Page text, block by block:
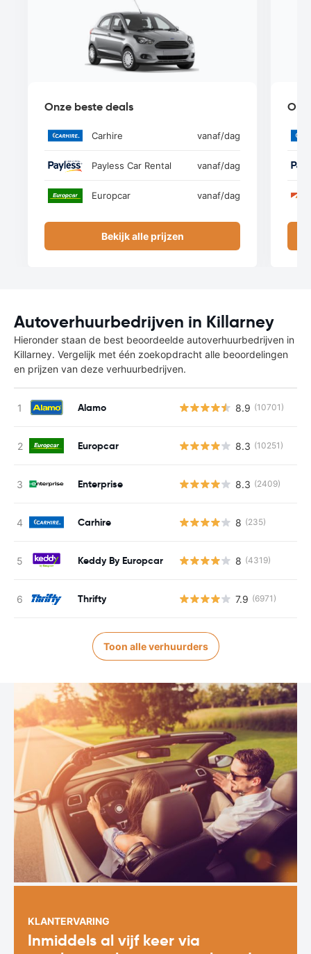
Onze beste deals
Carhire vanaf/dag
Payless Car Rental vanaf/dag
Europcar vanaf/dag
Bekijk alle prijzen
Autoverhuurbedrijven in Killarney
Hieronder staan de best beoordeelde autoverhuurbedrijven in
Killarney. Vergelijk met één zoekopdracht alle beoordelingen
en prijzen van deze verhuurbedrijven.
Alamo 8.9 (10701)
Europcar 8.3 (10251)
Enterprise 8.3 (2409)
Carhire 8 (235)
Keddy By Europcar 8 (4319)
Thrifty 7.9 (6971)
Toon alle verhuurders
KLANTERVARING
Inmiddels al vijf keer via